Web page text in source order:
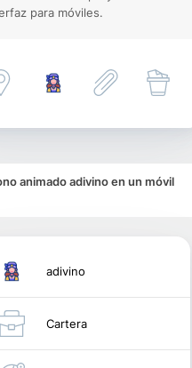
para móviles.
animado adivino en un móvil
adivino
Cartera